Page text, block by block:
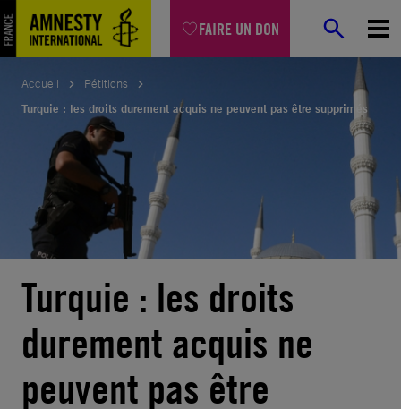
FAIRE UN DON
Aller
au
contenu
Accueil
Pétitions
Turquie : les droits durement acquis ne peuvent pas être supprimés
Turquie : les droits
durement acquis ne
peuvent pas être